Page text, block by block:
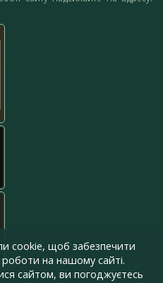
cookie, щоб забезпечити
на нашому сайті.
сайтом, ви погоджуєтесь